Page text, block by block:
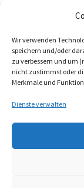
Wir verwenden
speichern und/oder
zu verbessern und um
nicht zustimmst oder
Merkmale und
Dienste verwalten
Nachster
Nächstes